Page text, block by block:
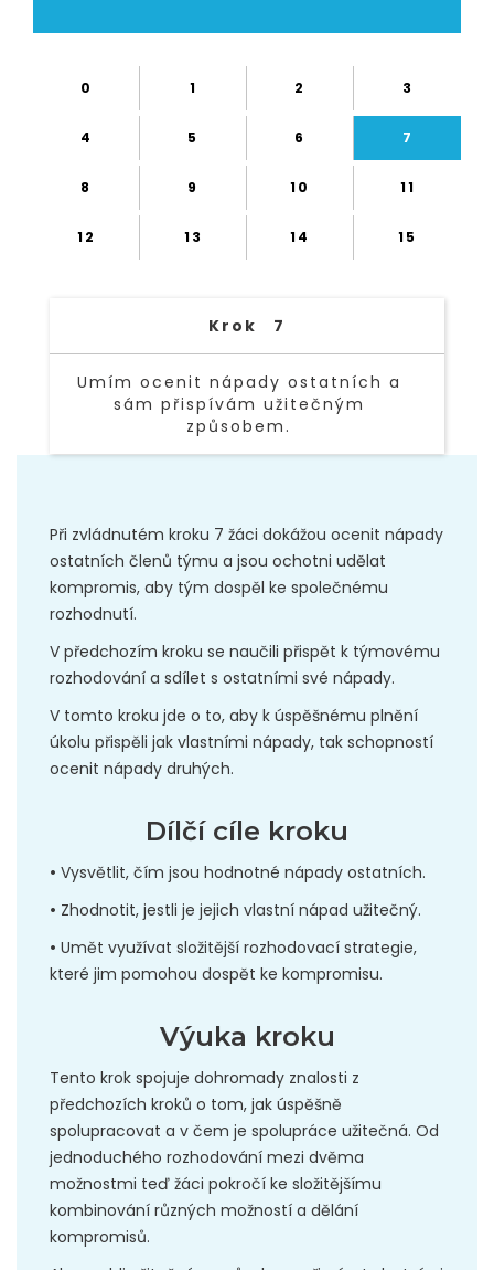
0 1 2 3
4 5 6 7
8 9 10 11
12 13 14 15
Krok 7
Umím ocenit nápady ostatních a
sám přispívám užitečným
způsobem.
Při zvládnutém kroku 7 žáci dokážou ocenit nápady
ostatních členů týmu a jsou ochotni udělat
kompromis, aby tým dospěl ke společnému
rozhodnutí.
V předchozím kroku se naučili přispět k týmovému
rozhodování a sdílet s ostatními své nápady.
V tomto kroku jde o to, aby k úspěšnému plnění
úkolu přispěli jak vlastními nápady, tak schopností
ocenit nápady druhých.
Dílčí cíle kroku
• Vysvětlit, čím jsou hodnotné nápady ostatních.
• Zhodnotit, jestli je jejich vlastní nápad užitečný.
• Umět využívat složitější rozhodovací strategie,
které jim pomohou dospět ke kompromisu.
Výuka kroku
Tento krok spojuje dohromady znalosti z
předchozích kroků o tom, jak úspěšně
spolupracovat a v čem je spolupráce užitečná. Od
jednoduchého rozhodování mezi dvěma
možnostmi teď žáci pokročí ke složitějšímu
kombinování různých možností a dělání
kompromisů.